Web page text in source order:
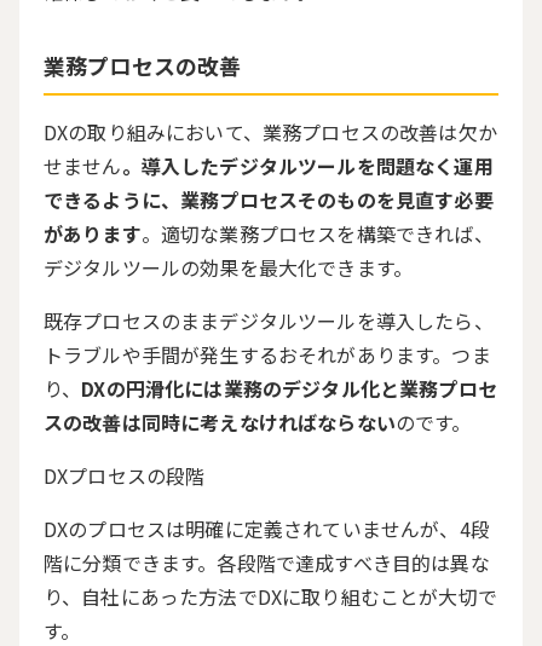
業務プロセスの改善
DXの取り組みにおいて、業務プロセスの改善は欠か
せません。導入したデジタルツールを問題なく運用
できるように、業務プロセスそのものを見直す必要
があります。適切な業務プロセスを構築できれば、
デジタルツールの効果を最大化できます。
既存プロセスのままデジタルツールを導入したら、
トラブルや手間が発生するおそれがあります。つま
り、 DXの円滑化には業務のデジタル化と業務プロセ
スの改善は同時に考えなければならないのです。
DXプロセスの段階
DXのプロセスは明確に定義されていませんが、 4段
階に分類できます。各段階で達成すべき目的は異な
り、自社にあった方法でDXに取り組むことが大切で
す。